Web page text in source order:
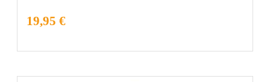
19,95 €